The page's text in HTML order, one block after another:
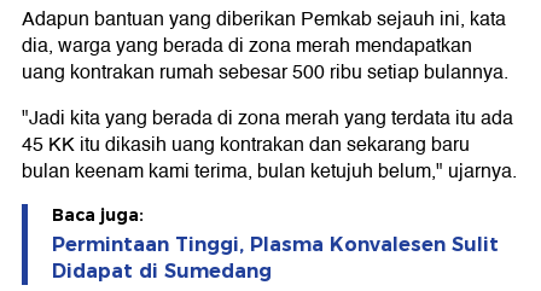
Adapun bantuan yang diberikan Pemkab sejauh ini, kata
dia, warga yang berada di zona merah mendapatkan
uang kontrakan rumah sebesar 500 ribu setiap bulannya.
"Jadi kita yang berada di zona merah yang terdata itu ada
45 KK itu dikasih uang kontrakan dan sekarang baru
bulan keenam kami terima, bulan ketujuh belum," ujarnya.
Baca juga:
Permintaan Tinggi, Plasma Konvalesen Sulit
Didapat di Sumedang